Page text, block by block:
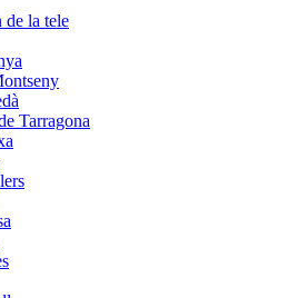
de la tele
Tarragona